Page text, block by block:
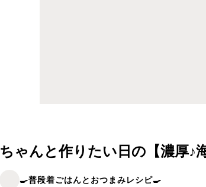
ちゃんと作りたい日の【濃厚♪
🍳普段着ごはんとおつまみレシピ🍳